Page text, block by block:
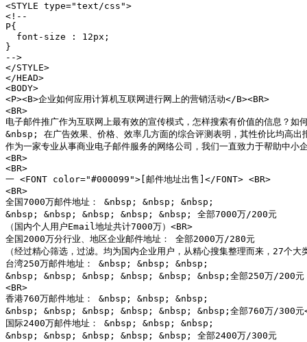
<STYLE type="text/css">
<!--
P{
  font-size : 12px;
}
-->
</STYLE>
</HEAD>
<BODY>
<P><B>企业如何应用计算机互联网进行网上的营销活动</B><BR>
<BR>
电子邮件推广作为互联网上最有效的宣传模式，怎样搜索有价值的信息？
&nbsp; 在广告效果、价格、效率几方面的综合评测表明，其性价比均高出
作为一家专业从事商业电子邮件服务的网络公司，我们一直致力于帮助中
<BR>
<BR>
一 <FONT color="#000099">[邮件地址出售]</FONT> <BR>
<BR>
全国7000万邮件地址： &nbsp; &nbsp; &nbsp;
&nbsp; &nbsp; &nbsp; &nbsp; &nbsp; 全部7000万/200元
（国内个人用户Email地址共计7000万）<BR>
全国2000万分行业、地区企业邮件地址： 全部2000万/280元
（经过精心筛选，过滤。均为国内企业用户，从精心搜集整理而来，27个
台湾250万邮件地址： &nbsp; &nbsp; &nbsp;
&nbsp; &nbsp; &nbsp; &nbsp; &nbsp; &nbsp;全部250万/200元
<BR>
香港760万邮件地址： &nbsp; &nbsp; &nbsp;
&nbsp; &nbsp; &nbsp; &nbsp; &nbsp; &nbsp;全部760万/300元
国际2400万邮件地址： &nbsp; &nbsp; &nbsp;
&nbsp; &nbsp; &nbsp; &nbsp; &nbsp; 全部2400万/300元